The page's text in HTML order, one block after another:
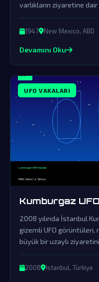
varlıkların ziyaretine
ediliyor.
1947 New Mexico, ABD
Devamını Oku
UFO VAKALARI
Kumburgaz
2008 yılında İstanbul
gizemli UFO görüntüleri,
büyük bir uzaylı
açıklamalar örtbas
dünya dışı varlıkların
2008 İstanbul, Türkiye